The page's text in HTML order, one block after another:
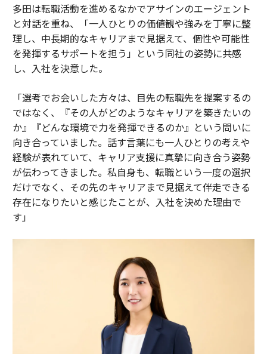
多田は転職活動を進めるなかでアサインのエージェント
と対話を重ね、「一人ひとりの価値観や強みを丁寧に整
理し、中長期的なキャリアまで見据えて、個性や可能性
を発揮するサポートを担う」という同社の姿勢に共感
し、入社を決意した。
「選考でお会いした方々は、目先の転職先を提案するの
ではなく、『その人がどのようなキャリアを築きたいの
か』『どんな環境で力を発揮できるのか』という問いに
向き合っていました。話す言葉にも一人ひとりの考えや
経験が表れていて、キャリア支援に真摯に向き合う姿勢
が伝わってきました。私自身も、転職という一度の選択
だけでなく、その先のキャリアまで見据えて伴走できる
存在になりたいと感じたことが、入社を決めた理由で
す」